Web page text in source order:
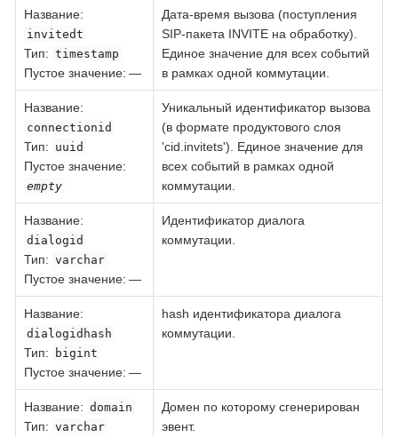
Название:
invitedt
Тип: timestamp
Пустое значение: —
Дата-время вызова (поступления
SIP-пакета INVITE на обработку).
Единое значение для всех событий
в рамках одной коммутации.
Название:
connectionid
Тип: uuid
Пустое значение:
empty
Уникальный идентификатор вызова
(в формате продуктового слоя
'cid.invitets'). Единое значение для
всех событий в рамках одной
коммутации.
Название:
dialogid
Тип: varchar
Пустое значение: —
Идентификатор диалога
коммутации.
Название:
dialogidhash
Тип: bigint
Пустое значение: —
hash идентификатора диалога
коммутации.
Название: domain
Тип: varchar
Домен по которому сгенерирован
эвент.